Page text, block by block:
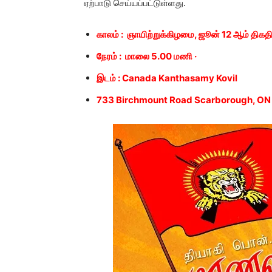
ஏற்பாடு செய்யப்பட்டுள்ளது.
காலம் : ஞாயிற்றுக்கிழமை, ஜூன் 12 ஆம் திகதி
நேரம் : மாலை 5.00 மணி ·
இடம் : Canada Kanthasamy Kovil
733 Birchmount Road Scarborough, ON